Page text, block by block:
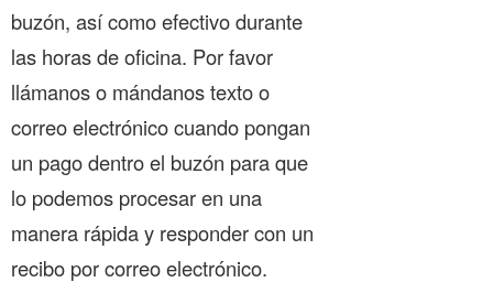
buzón, así como efectivo durante
las horas de oficina. Por favor
llámanos o mándanos texto o
correo electrónico cuando pongan
un pago dentro el buzón para que
lo podemos procesar en una
manera rápida y responder con un
recibo por correo electrónico.